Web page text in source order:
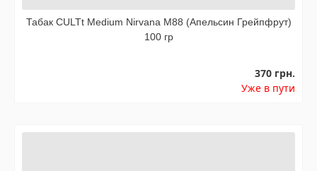
Табак CULTt Medium Nirvana M88 (Апельсин Грейпфрут)
100 гр
370 грн.
Уже в пути